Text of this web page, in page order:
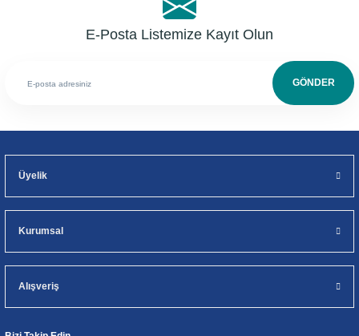
E-Posta Listemize Kayıt Olun
GÖNDER
Üyelik
Kurumsal
Alışveriş